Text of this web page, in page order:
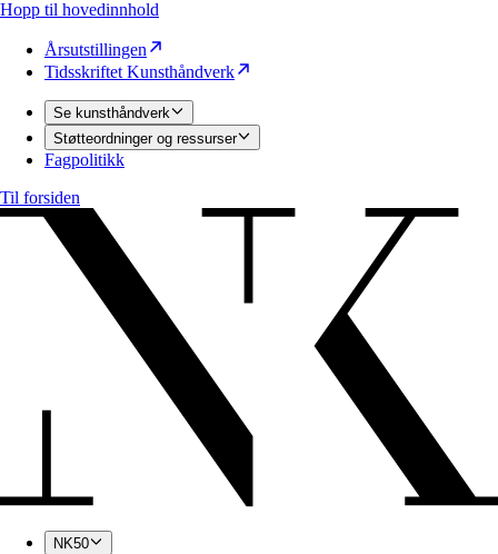
Hopp til hovedinnhold
Årsutstillingen
Tidsskriftet Kunsthåndverk
Se kunsthåndverk
Støtteordninger og ressurser
Fagpolitikk
Til forsiden
NK50